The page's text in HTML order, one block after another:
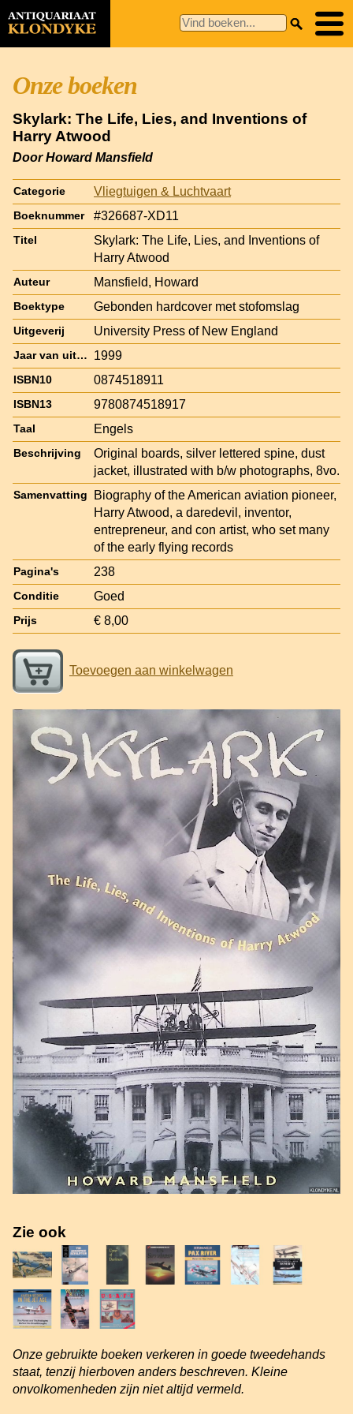
Onze boeken
Skylark: The Life, Lies, and Inventions of
Harry Atwood
Door Howard Mansfield
Categorie Vliegtuigen & Luchtvaart
Boeknummer #326687-XD11
Titel
Skylark: The Life, Lies, and Inventions of
Harry Atwood
Auteur Mansfield, Howard
Boektype Gebonden hardcover met stofomslag
Uitgeverij University Press of New England
Jaar van uitgave 1999
ISBN10 0874518911
ISBN13 9780874518917
Taal Engels
Beschrijving
Original boards, silver lettered spine, dust
jacket, illustrated with b/w photographs, 8vo.
Samenvatting
Biography of the American aviation pioneer,
Harry Atwood, a daredevil, inventor,
entrepreneur, and con artist, who set many
of the early flying records
Pagina's 238
Conditie Goed
Prijs € 8,00
Toevoegen aan winkelwagen
Zie ook
Onze gebruikte boeken verkeren in goede tweedehands
staat, tenzij hierboven anders beschreven. Kleine
onvolkomenheden zijn niet altijd vermeld.